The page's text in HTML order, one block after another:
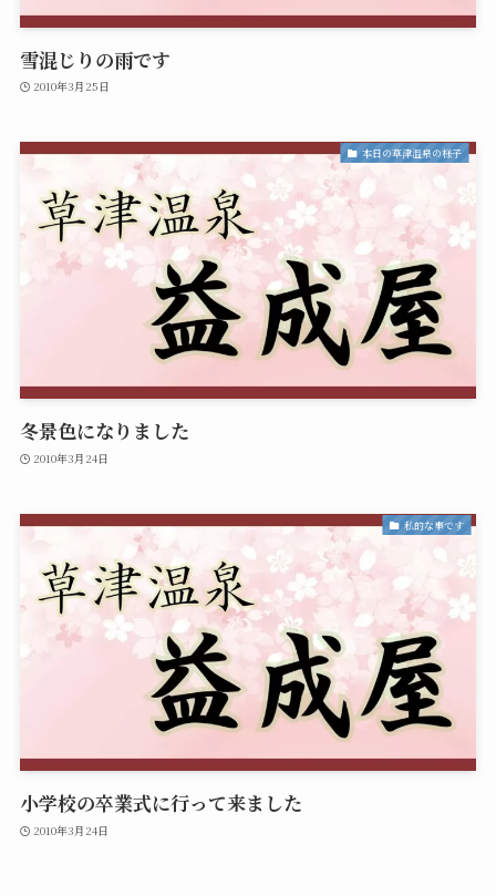
雪混じりの雨です
2010年3月25日
本日の草津温泉の様子
冬景色になりました
2010年3月24日
私的な事です
小学校の卒業式に行って来ました
2010年3月24日